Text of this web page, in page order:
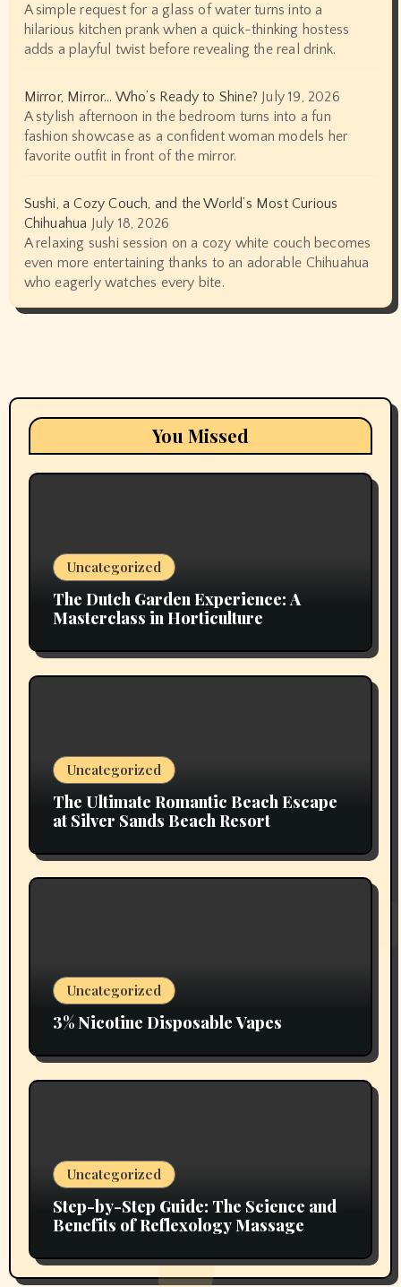
A simple request for a glass of water turns into a
hilarious kitchen prank when a quick-thinking hostess
adds a playful twist before revealing the real drink.
Mirror, Mirror… Who’s Ready to Shine? July 19, 2026
A stylish afternoon in the bedroom turns into a fun
fashion showcase as a confident woman models her
favorite outfit in front of the mirror.
Sushi, a Cozy Couch, and the World’s Most Curious
Chihuahua July 18, 2026
A relaxing sushi session on a cozy white couch becomes
even more entertaining thanks to an adorable Chihuahua
who eagerly watches every bite.
You Missed
Uncategorized
The Dutch Garden Experience: A
Masterclass in Horticulture
Uncategorized
The Ultimate Romantic Beach Escape
at Silver Sands Beach Resort
Uncategorized
3% Nicotine Disposable Vapes
Uncategorized
Step-by-Step Guide: The Science and
Benefits of Reflexology Massage